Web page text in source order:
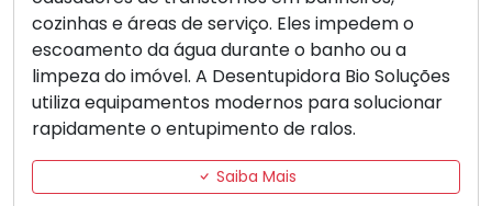
cozinhas e áreas de serviço. Eles impedem o
escoamento da água durante o banho ou a
limpeza do imóvel. A Desentupidora Bio Soluções
utiliza equipamentos modernos para solucionar
rapidamente o entupimento de ralos.
Saiba Mais